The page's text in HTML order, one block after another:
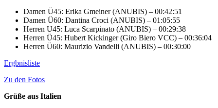
Damen Ü45: Erika Gmeiner (ANUBIS) – 00:42:51
Damen Ü60: Dantina Croci (ANUBIS) – 01:05:55
Herren U45: Luca Scarpinato (ANUBIS) – 00:29:38
Herren Ü45: Hubert Kickinger (Giro Biero VCC) – 00:36:04
Herren Ü60: Maurizio Vandelli (ANUBIS) – 00:30:00
Ergbnisliste
Zu den Fotos
Grüße aus Italien